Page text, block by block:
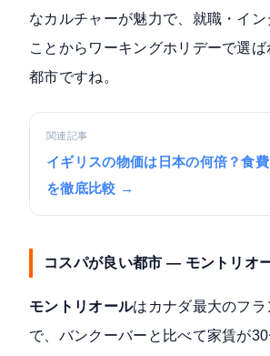
なカルチャーが魅力で、就職・イ
ことからワーキングホリデーで選
都市ですね。
関連記事
イギリスの物価は日本の何倍？食
を徹底比較 →
コスパが良い都市 — モントリオ
モントリオールはカナダ最大のフ
で、バンクーバーと比べて家賃が